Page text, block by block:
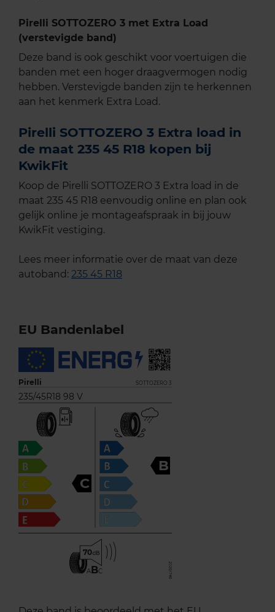
Pirelli SOTTOZERO 3 met Extra Load
(verstevigde band)
Deze band is ook geschikt voor voertuigen die
banden met een hoger draagvermogen nodig
hebben. Verstevigde banden zijn te herkennen
aan het kenmerk Extra Load.
Pirelli SOTTOZERO 3 Extra load in
de maat 235 45 R18 kopen bij
KwikFit
Koop de Pirelli SOTTOZERO 3 Extra load in de
maat 235 45 R18 eenvoudig online en plan ook
gelijk online je montageafspraak in bij jouw
KwikFit vestiging.
Lees meer informatie over de maat van deze
autoband: 235 45 R18
EU Bandenlabel
Pirelli SOTTOZERO 3
235/45R18 98 V
C
B
70
ABC